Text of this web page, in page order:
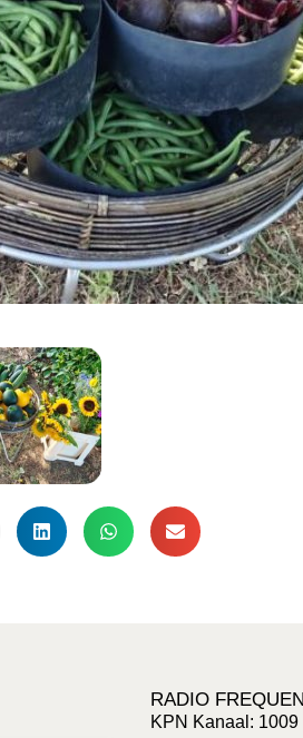
RADIO
KPN Kanaal: 1009